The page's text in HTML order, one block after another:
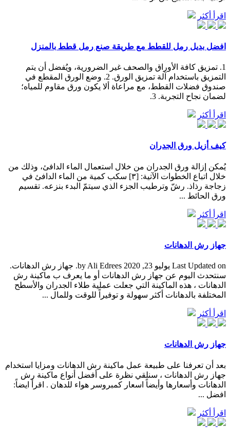
اقرأ أكثر
افضل بديل رمل للقطط مع طريقة صنع رمل قطط بالمنزل
1. تمزيق كافة الأوراق والصحف غير الضرورية، ويُفضل أن يتم
التمزيق باستخدام آلة تمزيق الورق. 2. وضع الورق المقطع في
صندوق فضلات القطط، مع مراعاة ألا يكون ورق مقاوم للمياه؛
لضمان نجاح التجربة. 3.
اقرأ أكثر
كيف أزيل ورق الجدران
يُمكن إزالة ورق الجدران من خلال استعمال الماء الدافئ، وذلك من
خلال اتباع الخطوات الآتية: [٣] سكب كمية من الماء الدافئ في
زجاجة رذاذ. رشّ وترطيب الجزء الذي سيتمّ البدء بنزعه. تقسيم
ورق الحائط ...
اقرأ أكثر
جهاز رش الدهانات
Last Updated on يوليو 23, 2020 by Ali Edrees. جهاز رش الدهانات.
سنتحدث اليوم عن جهاز رش الدهانات أو ما يعرف ب ماكينة رش
الدهانات ، هذه الماكينة التي جعلت عملية طلاء الجدران والأسطح
المختلفة بالدهانات أكثر سهولة و توفيراً للوقت وللمال ...
اقرأ أكثر
جهاز رش الدهانات
بعد أن تعرفنا على طبيعة عمل ماكينة رش الدهانات ومزايا استخدام
جهاز رش الدهانات ، سنلقي نظرة على أفضل أنواع ماكينة رش
الدهانات وأسعارها وأيضاً اسعار كمبروسر هواء للدهان . اقرأ ايضاً:
افضل ...
اقرأ أكثر